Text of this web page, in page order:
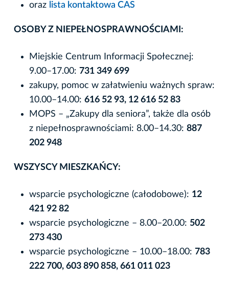
oraz lista kontaktowa CAS
OSOBY Z NIEPEŁNOSPRAWNOŚCIAMI:
Miejskie Centrum Informacji Społecznej:
9.00–17.00: 731 349 699
zakupy, pomoc w załatwieniu ważnych spraw:
10.00–14.00: 616 52 93, 12 616 52 83
MOPS – „Zakupy dla seniora”, także dla osób
z niepełnosprawnościami: 8.00–14.30: 887
202 948
WSZYSCY MIESZKAŃCY:
wsparcie psychologiczne (całodobowe): 12
421 92 82
wsparcie psychologiczne – 8.00–20.00: 502
273 430
wsparcie psychologiczne – 10.00–18.00: 783
222 700, 603 890 858, 661 011 023